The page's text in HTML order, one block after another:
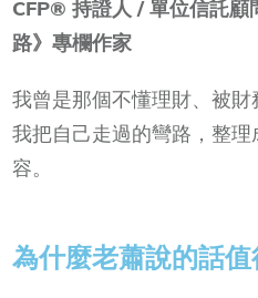
CFP® 持證人 / 單位信託顧
路》專欄作家
我曾是那個不懂理財、被財
我把自己走過的彎路，整
容。
為什麼老蕭說的話值